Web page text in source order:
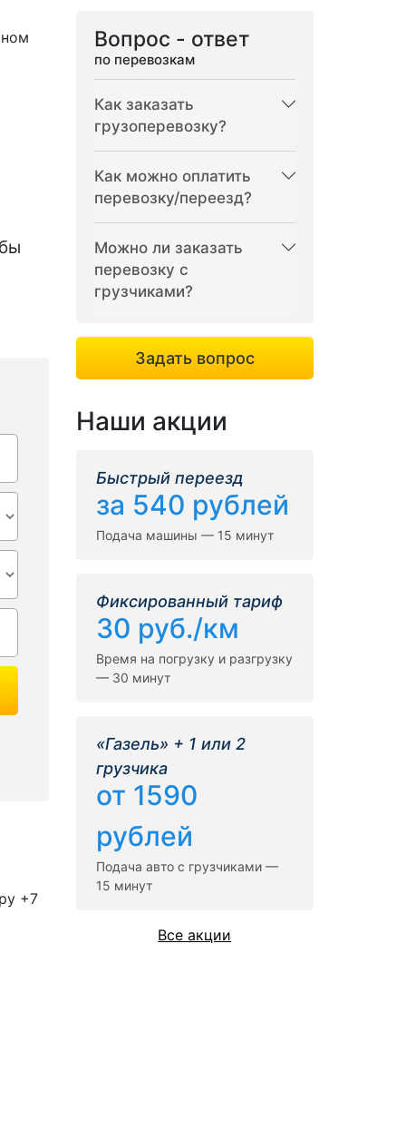
+7
Вопрос - ответ
по перевозкам
Как заказать
грузоперевозку?
Как можно оплатить
перевозку/переезд?
Можно ли заказать
перевозку с
грузчиками?
Задать вопрос
Наши акции
Быстрый переезд
за 540 рублей
Подача машины — 15 минут
Фиксированный тариф
30 руб./км
Время на погрузку и разгрузку
— 30 минут
«Газель» + 1 или 2
грузчика
от 1590
рублей
Подача авто с грузчиками —
15 минут
Все акции